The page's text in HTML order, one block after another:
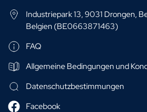
Industriepark 13, 9031 Drongen,
Belgien (BE0663871463)
FAQ
Allgemeine Bedingungen und
Datenschutzbestimmungen
Facebook